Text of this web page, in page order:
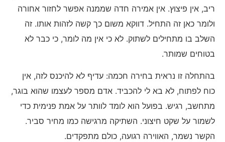
ריב, אין פיצוץ. אין אמירה חדה שממנה אפשר לחזור אחורה
ולומר כאן זה התחיל. דווקא משום כך קשה לזהות אותו. זה
השלב בו מתחילים לשתוק. לא כי אין מה לומר, כי כבר לא
בטוחים שמותר.
בהתחלה זו נראית בחירה חכמה: עדיף לא להיכנס לזה, אין
כוח לפתוח, לא בא לי להכביד. אדם מספר לעצמו שהוא בוגר,
מתחשב, רגיש. בפועל הוא לומד לוותר על אמת פנימית כדי
לשמור על שקט חיצוני. השתיקה מרגישה כמו מחיר סביר.
הקשר נשמר, האווירה רגועה, כולם מתפקדים.